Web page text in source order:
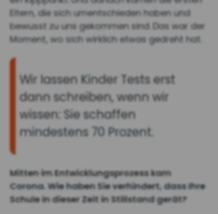
Eltern, die sich umentschieden haben und
bewusst zu uns gekommen sind. Das war der
Moment, wo sich wirklich etwas gedreht hat.
Wir lassen Kinder Tests erst
dann schreiben, wenn wir
wissen: Sie schaffen
mindestens 70 Prozent.
Mitten im Entwicklungsprozess kam
Corona. Wie haben Sie verhindert, dass Ihre
Schule in dieser Zeit in Stillstand gerät?